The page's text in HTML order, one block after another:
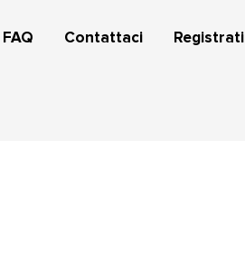
FAQ Contattaci Registrati